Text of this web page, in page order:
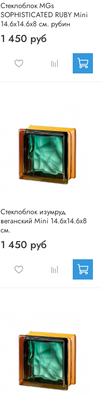
Стеклоблок MGs
SOPHISTICATED RUBY Mini
14.6x14.6x8 см. рубин
1 450 руб
Стеклоблок изумруд
веганский Mini 14.6x14.6x8
см.
1 450 руб